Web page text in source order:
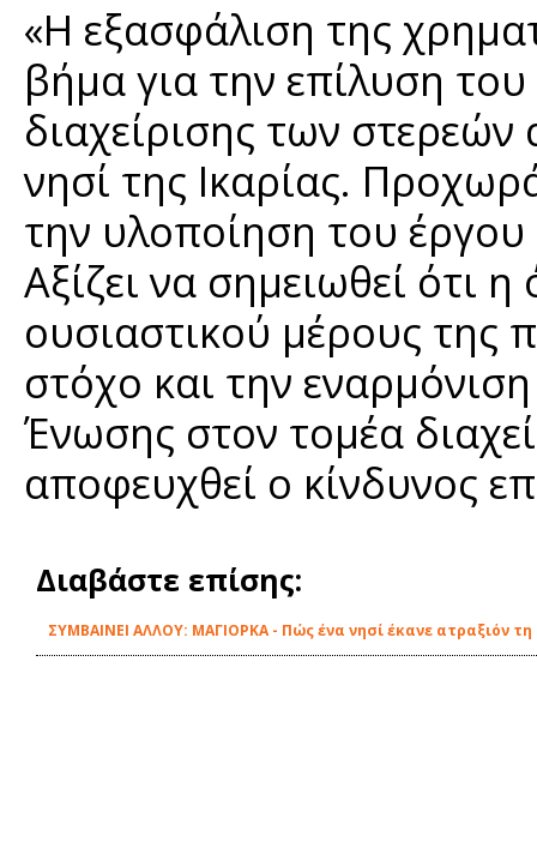
«Η εξασφάλιση της
βήμα για την επίλυση
διαχείρισης των
νησί της Ικαρίας.
την υλοποίηση του έργου
Αξίζει να σημειωθεί ότι
ουσιαστικού μέρους της
στόχο και την
Ένωσης στον τομέα
αποφευχθεί ο κίνδυνος
Διαβάστε επίσης:
ΣΥΜΒΑΙΝΕΙ ΑΛΛΟΥ: ΜΑΓΙΟΡΚΑ - Πώς ένα νησί έκανε ατραξιόν